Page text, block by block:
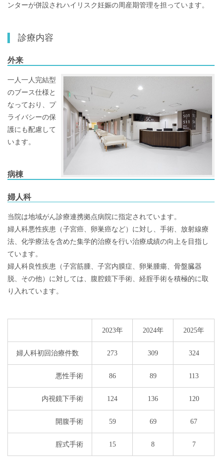
ンターが併設されハイリスク妊娠の周産期管理を担っています。
診療内容
外来
一人一人完結型
のブース仕様と
なっており、プ
ライバシーの保
護にも配慮して
います。
病棟
婦人科
当院は地域がん診療連携拠点病院に指定されています。
婦人科悪性疾患（子宮癌、卵巣癌など）に対し、手術、放射線療
法、化学療法を含めた集学的治療を行い治療成績の向上を目指し
ています。
婦人科良性疾患（子宮筋腫、子宮内膜症、卵巣腫瘍、骨盤臓器
脱、その他）に対しては、腹腔鏡下手術、経腟手術を積極的に取
り入れています。
2023年 2024年 2025年
婦人科初回治療件数 273 309 324
悪性手術 86 89 113
内視鏡下手術 124 136 120
開腹手術 59 69 67
腟式手術 15 8 7